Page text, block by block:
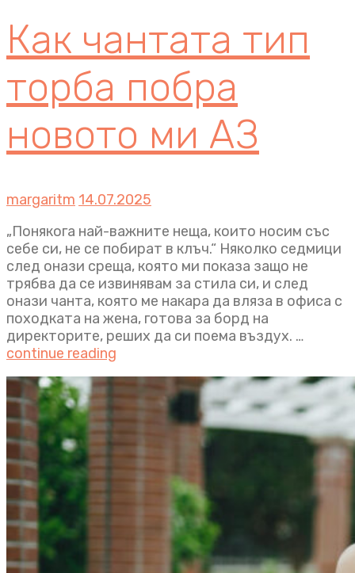
Как чантата тип
торба побра
новото ми АЗ
margaritm 14.07.2025
„Понякога най-важните неща, които носим със
себе си, не се побират в клъч.“ Няколко седмици
след онази среща, която ми показа защо не
трябва да се извинявам за стила си, и след
онази чанта, която ме накара да вляза в офиса с
походката на жена, готова за борд на
директорите, реших да си поема въздух. …
continue reading